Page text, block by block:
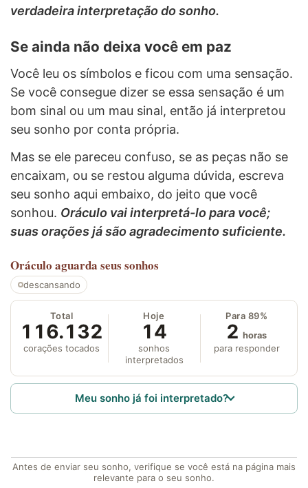
verdadeira interpretação do sonho.
Se ainda não deixa você em paz
Você leu os símbolos e ficou com uma sensação.
Se você consegue dizer se essa sensação é um
bom sinal ou um mau sinal, então já interpretou
seu sonho por conta própria.
Mas se ele pareceu confuso, se as peças não se
encaixam, ou se restou alguma dúvida, escreva
seu sonho aqui embaixo, do jeito que você
sonhou. Oráculo vai interpretá-lo para você;
suas orações já são agradecimento suficiente.
Oráculo aguarda seus sonhos
descansando
Total
116.132
corações tocados
Hoje
14
sonhos
interpretados
Para 89%
2 horas
para responder
Meu sonho já foi interpretado?
Antes de enviar seu sonho, verifique se você está na página mais
relevante para o seu sonho.